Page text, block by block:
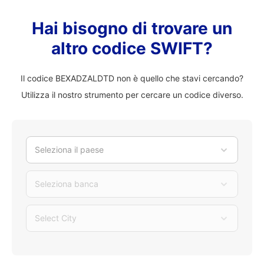
Hai bisogno di trovare un
altro codice SWIFT?
Il codice BEXADZALDTD non è quello che stavi cercando?
Utilizza il nostro strumento per cercare un codice diverso.
Seleziona il paese
Seleziona banca
Select City